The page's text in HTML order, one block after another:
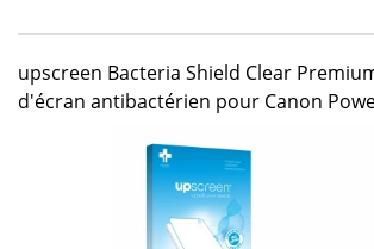
upscreen Bacteria Shield Clear
d'écran antibactérien pour Canon